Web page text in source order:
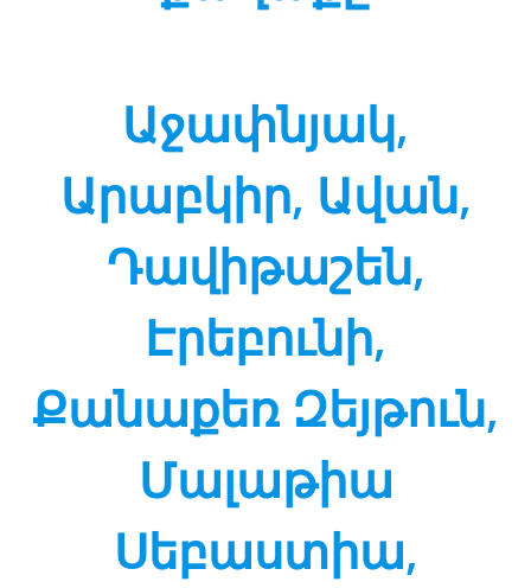
Աջափնյակ,
Արաբկիր, Ավան,
Դավիթաշեն,
Էրեբունի,
Քանաքեռ Զեյթուն,
Մալաթիա
Սեբաստիա,